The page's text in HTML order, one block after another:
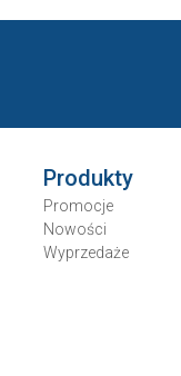
Produkty
Promocje
Nowości
Wyprzedaże